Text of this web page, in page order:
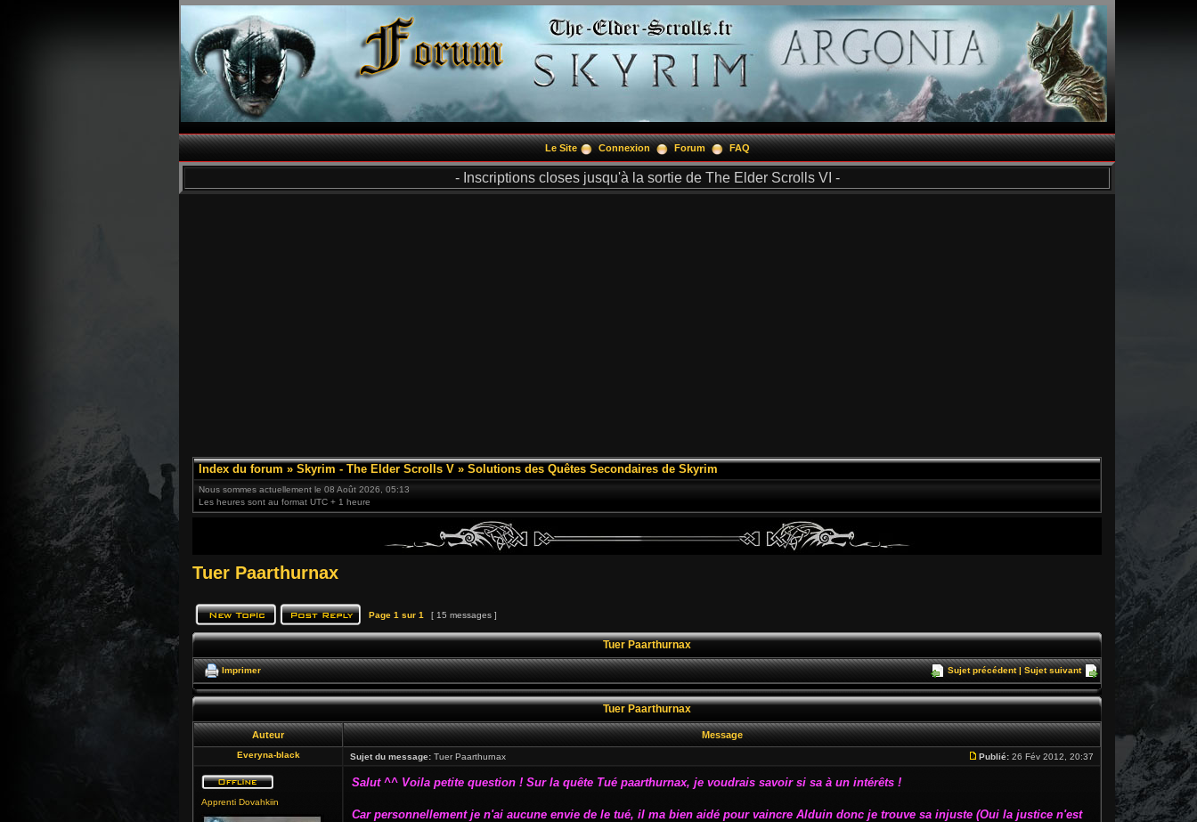
Le Site Connexion Forum FAQ
- Inscriptions closes jusqu'à la sortie de The Elder Scrolls VI -
Index du forum » Skyrim - The Elder Scrolls V » Solutions des Quêtes Secondaires de Skyrim
Nous sommes actuellement le 08 Août 2026, 05:13
Les heures sont au format UTC + 1 heure
Tuer Paarthurnax
Page 1 sur 1 [ 15 messages ]
Tuer Paarthurnax
Imprimer Sujet précédent|Sujet suivant
Tuer Paarthurnax
Auteur Message
Everyna-black Sujet du message: Tuer Paarthurnax Publié: 26 Fév 2012, 20:37
Apprenti Dovahkiin
Salut ^^ Voila petite question ! Sur la quête Tué paarthurnax, je voudrais savoir si sa à un intérêts !
Car personnellement je n'ai aucune envie de le tué, il ma bien aidé pour vaincre Alduin donc je trouve sa injuste (Oui la justice n'est